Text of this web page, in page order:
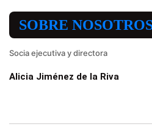
SOBRE
Socia ejecutiva y directora
Alicia Jiménez de la Riva